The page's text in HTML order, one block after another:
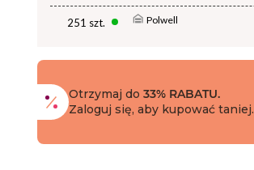
251 szt. Polwell
Otrzymaj do 33% RABATU.
Zaloguj się, aby kupować taniej.